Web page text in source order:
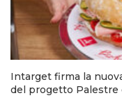
Intarget firma la
del progetto Palestre